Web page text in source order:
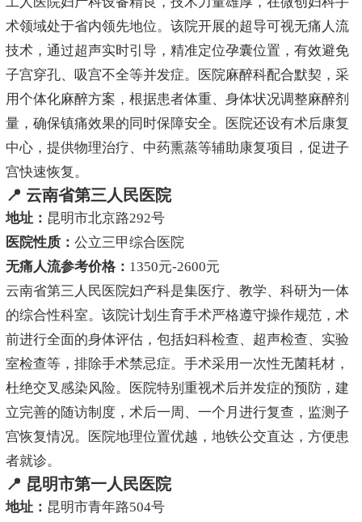
术领域处于省内领先地位。该院开展的超导可视无痛人流
技术，通过超声实时引导，精准定位孕囊位置，有效避免
子宫穿孔、吸宫不全等并发症。医院麻醉科配合默契，采
用个体化麻醉方案，根据患者体重、身体状况调整麻醉剂
量，确保镇痛效果的同时保障安全。医院还设有术后康复
中心，提供物理治疗、中药熏蒸等辅助康复项目，促进子
宫快速恢复。
📍 云南省第三人民医院
地址： 昆明市北京路292号
医院性质： 公立三甲综合医院
无痛人流参考价格： 1350元-2600元
云南省第三人民医院妇产科是集医疗、教学、科研为一体
的综合性科室。该院计划生育手术严格遵守操作规范，术
前进行全面的身体评估，包括妇科检查、超声检查、实验
室检查等，排除手术禁忌症。手术采用一次性无菌耗材，
杜绝交叉感染风险。医院特别重视术后并发症的预防，建
立完善的随访制度，术后一周、一个月进行复查，监测子
宫恢复情况。医院地理位置优越，地铁公交直达，方便患
者就诊。
📍 昆明市第一人民医院
地址： 昆明市青年路504号